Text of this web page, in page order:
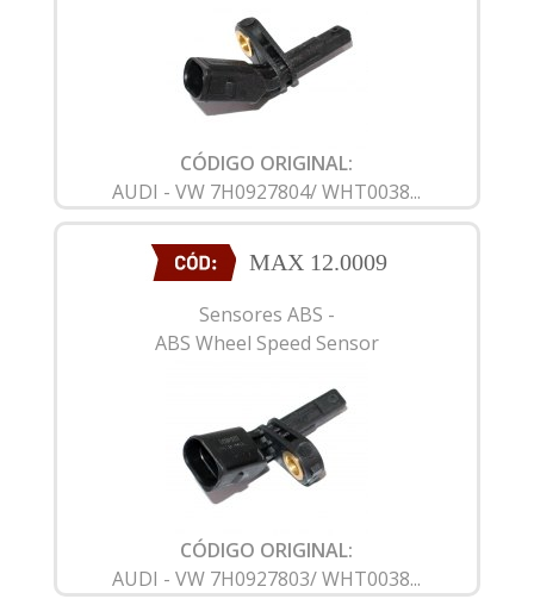
CÓDIGO ORIGINAL:
AUDI - VW 7H0927804/ WHT0038...
MAX 12.0009
Sensores ABS -
ABS Wheel Speed Sensor
CÓDIGO ORIGINAL:
AUDI - VW 7H0927803/ WHT0038...